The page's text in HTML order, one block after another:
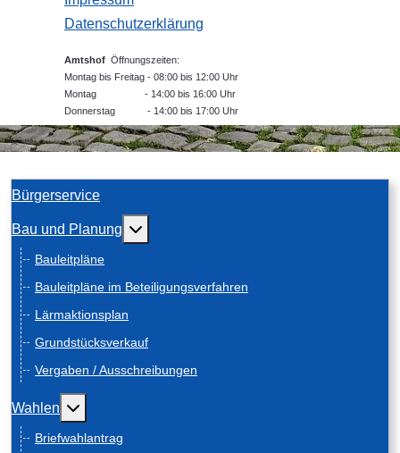
Datenschutzerklärung
Amtshof Öffnungszeiten:
Montag bis Freitag - 08:00 bis 12:00 Uhr
Montag - 14:00 bis 16:00 Uhr
Donnerstag - 14:00 bis 17:00 Uhr
Bürgerservice
Bau und Planung Weitere Informationen: Bau und Planung
Bauleitpläne
Bauleitpläne im Beteiligungsverfahren
Lärmaktionsplan
Grundstücksverkauf
Vergaben / Ausschreibungen
Wahlen Weitere Informationen: Wahlen
Briefwahlantrag